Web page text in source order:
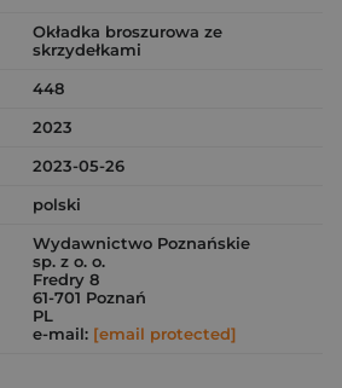
Okładka broszurowa ze
skrzydełkami
448
2023
2023-05-26
polski
Wydawnictwo Poznańskie
sp. z o. o.
Fredry 8
61-701 Poznań
PL
e-mail: [email protected]